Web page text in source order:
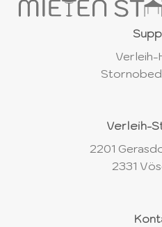
Verleih-
Verleih-
2201
2331